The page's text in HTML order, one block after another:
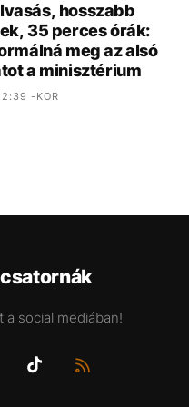
hosszabb
35 perces órák:
meg az alsó
a minisztérium
-KOR
social mediában!